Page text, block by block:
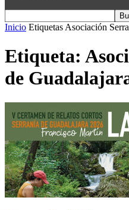
Inicio Etiquetas Asociación
Etiqueta:
de